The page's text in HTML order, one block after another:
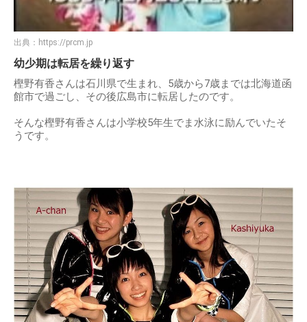
出典： https://prcm.jp
幼少期は転居を繰り返す
樫野有香さんは石川県で生まれ、5歳から7歳までは北海道函
館市で過ごし、その後広島市に転居したのです。
そんな樫野有香さんは小学校5年生でま水泳に励んでいたそ
うです。